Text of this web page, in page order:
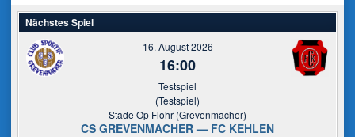
Nächstes Spiel
16. August 2026
16:00
Testspiel
(Testspiel)
Stade Op Flohr (Grevenmacher)
CS GREVENMACHER — FC KEHLEN